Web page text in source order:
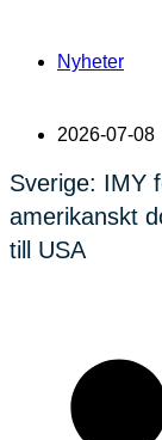
Nyheter
2026-07-08
Sverige: IMY
amerikanskt
till USA